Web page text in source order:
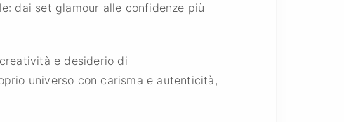
dai set glamour alle confidenze più
e desiderio di
universo con carisma e autenticità,